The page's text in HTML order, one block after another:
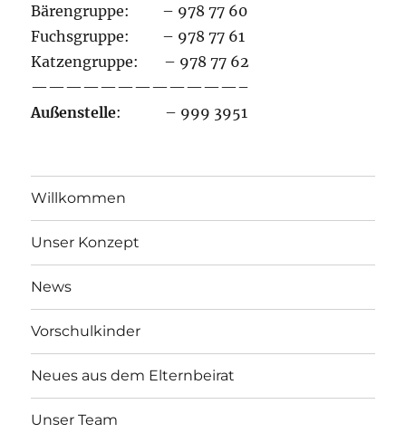
Bärengruppe: – 978 77 60
Fuchsgruppe: – 978 77 61
Katzengruppe: – 978 77 62
————————————–
Außenstelle: – 999 3951
Willkommen
Unser Konzept
News
Vorschulkinder
Neues aus dem Elternbeirat
Unser Team